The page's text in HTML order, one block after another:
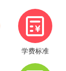
学费标准